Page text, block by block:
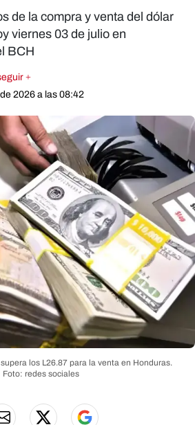
de la compra y venta del dólar
viernes 03 de julio en
BCH
+
2026 a las 08:42
los L26.87 para la venta en Honduras.
Foto: redes sociales